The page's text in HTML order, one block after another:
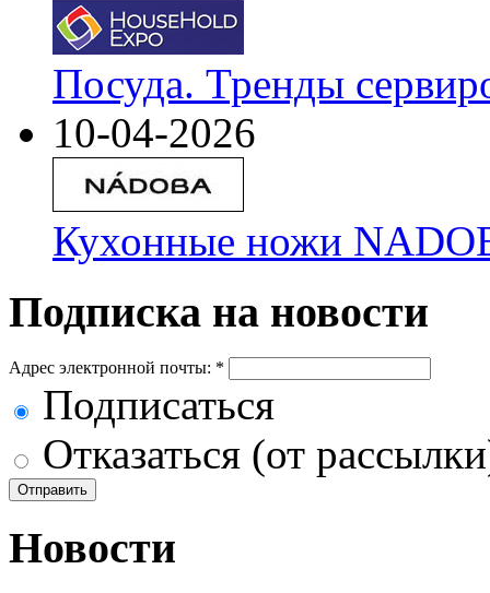
Посуда. Тренды
10-04-2026
Кухонные ножи
Подписка на новости
Адрес электронной почты: *
Подписаться
Отказаться (от
Новости